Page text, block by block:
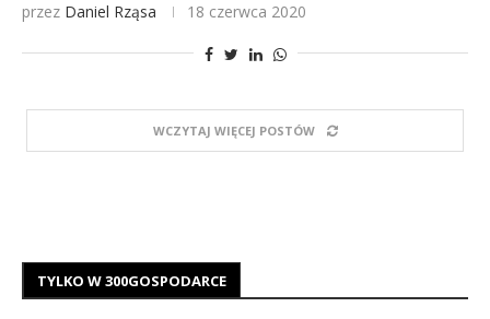
przez Daniel Rząsa 18 czerwca 2020
WCZYTAJ WIĘCEJ POSTÓW
TYLKO W 300GOSPODARCE